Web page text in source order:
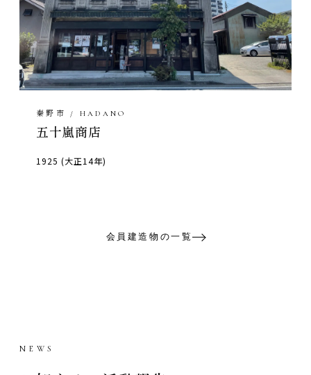
秦野市 / HADANO
五十嵐商店
1925 (大正14年)
会員建造物の一覧
NEWS